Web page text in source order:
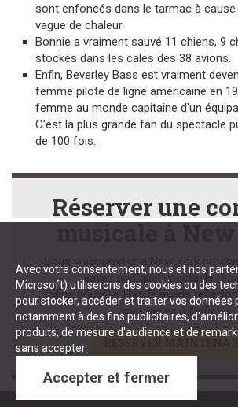
sont enfoncés dans le tarmac à cause
vague de chaleur.
Bonnie a vraiment sauvé 11 chiens, 9
stockés dans les cales des 38 avions.
Enfin, Beverley Bass est vraiment
femme pilote de ligne américaine en
femme au monde capitaine d'un
C'est la plus grande fan du spectacle
de 100 fois.
Réserver une
musicale à
Vous vous rendez à New York
savez pas quel spectacle
Bonne nouvelle ! Nous avons
spectacles à l'affiche.
Avec votre consentement, nous et nos
Microsoft) utiliserons des cookies ou des
pour stocker, accéder et traiter vos données
notamment à des fins publicitaires,
produits, de mesure d'audience et de
sans accepter.
Accepter et fermer